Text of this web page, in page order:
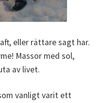
eller rättare sagt har.
Massor med sol,
av livet.
vanligt varit ett